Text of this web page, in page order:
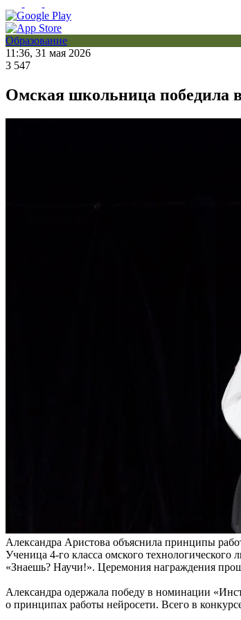
Образование
11:36, 31 мая 2026
3 547
Омская школьница победила
Александра Аристова объяснила принципы
Ученица 4‑го класса омского
«Знаешь? Научи!». Церемония награждения
Александра одержала победу в номинации
о принципах работы нейросети. Всего в